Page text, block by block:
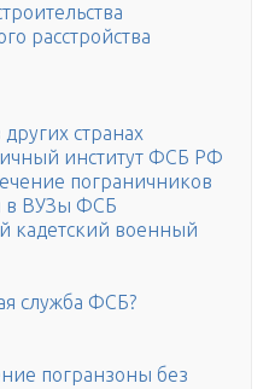
расстройства
странах
институт ФСБ РФ
пограничников
в ВУЗы ФСБ
кадетский военный
служба ФСБ?
погранзоны без